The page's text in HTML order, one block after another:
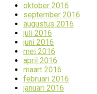
oktober 2016
september 2016
augustus 2016
juli 2016
juni 2016
mei 2016
april 2016
maart 2016
februari 2016
januari 2016